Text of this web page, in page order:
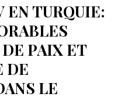
TURQUIE:
PAIX ET
DE
LE